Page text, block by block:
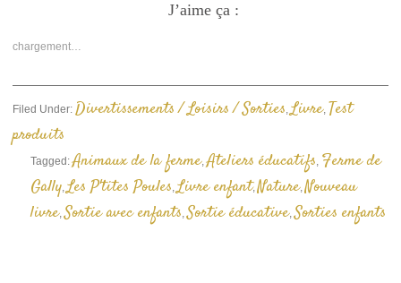
Facebook(ouvre
dans
Twitter(ouvre
dans
dans
une
nouvelle
J’aime ça :
chargement…
Filed Under: Divertissements / Loisirs / Sorties,Livre, Test
produits
Tagged:Animaux de la ferme,Ateliers éducatifs, Ferme de
Gally,Les P'tites Poules,Livre enfant,Nature,Nouveau
livre,Sortie avec enfants,Sortie éducative,Sorties enfants